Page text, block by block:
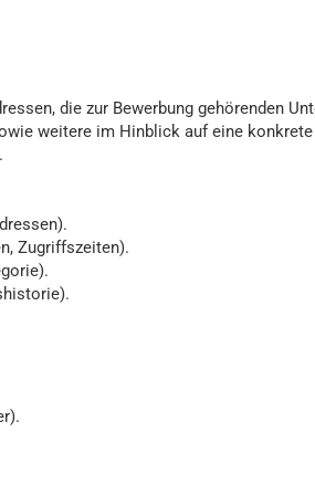
die zur Bewerbung gehörenden
weitere im Hinblick auf eine
Zugriffszeiten).